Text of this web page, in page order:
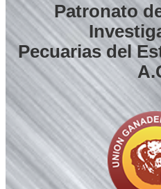
Patronato
Pecuarias del